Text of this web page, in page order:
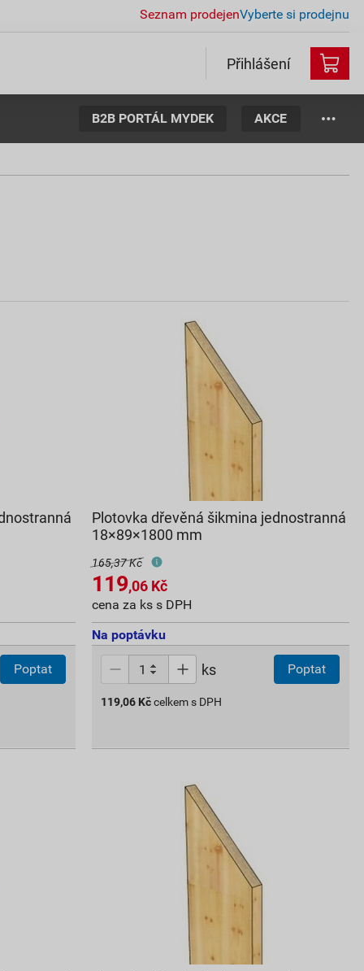
Seznam prodejenVyberte si prodejnu
Přihlášení
B2B PORTÁL MYDEK AKCE
Poptat
Plotovka dřevěná šikmina jednostranná
18×89×1800 mm
165,37 Kč
119,06Kč
cena za ks s DPH
Na poptávku
ks Poptat
119,06 Kč celkem s DPH